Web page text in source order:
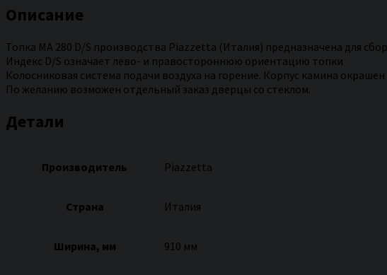
Описание
Топка MA 280 D/S производства Piazzetta (Италия) предназначена для
Индекс D/S означает лево- и правостороннюю ориентацию топки
Колосниковая система подачи воздуха на горение. Корпус камина
По желанию возможен отдельный заказ дверцы со стеклом.
Детали
Производитель Piazzetta
Страна Италия
Ширина, мм 910 мм